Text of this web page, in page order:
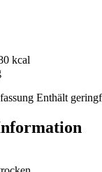
kcal
Enthält